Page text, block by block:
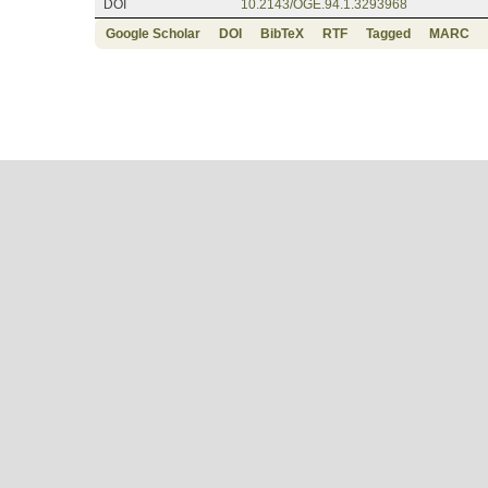
DOI
10.2143/OGE.94.1.3293968
Google Scholar
DOI BibTeX RTF Tagged MARC